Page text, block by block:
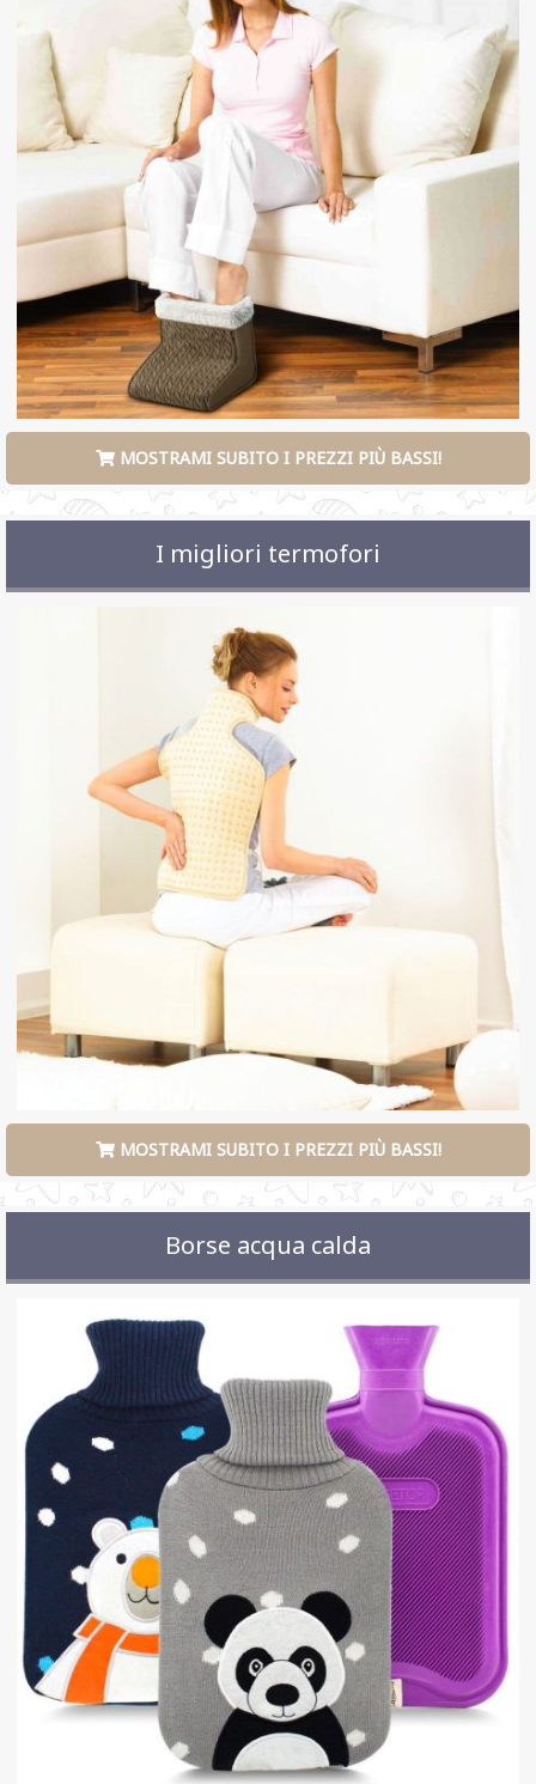
MOSTRAMI SUBITO I PREZZI PIÙ BASSI!
I migliori termofori
MOSTRAMI SUBITO I PREZZI PIÙ BASSI!
Borse acqua calda